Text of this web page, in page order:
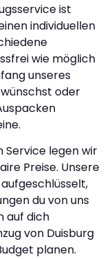
ist
individuellen
wie möglich
unseres
oder
Service legen wir
Preise. Unsere
du von uns
auf dich
von Duisburg
planen.